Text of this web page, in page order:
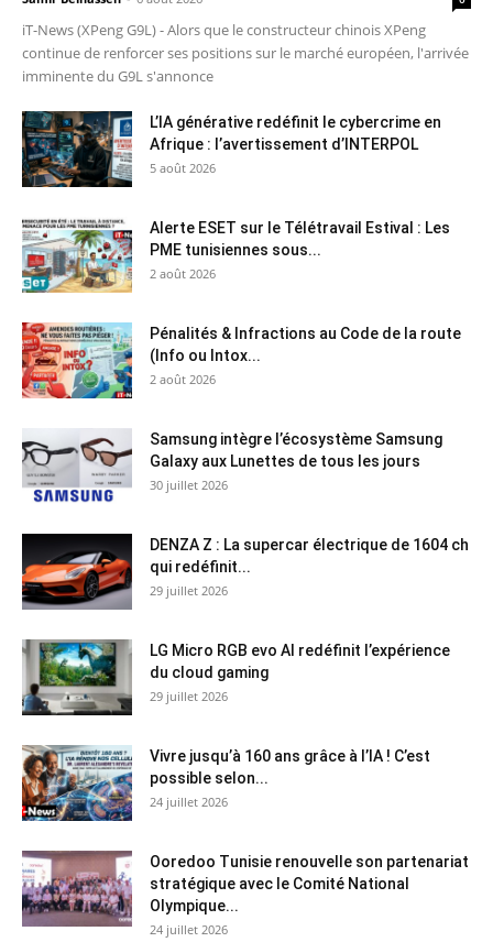
iT-News (XPeng G9L) - Alors que le constructeur chinois XPeng
continue de renforcer ses positions sur le marché européen, l'arrivée
imminente du G9L s'annonce
L’IA générative redéfinit le cybercrime en
Afrique : l’avertissement d’INTERPOL
5 août 2026
Alerte ESET sur le Télétravail Estival : Les
PME tunisiennes sous...
2 août 2026
Pénalités & Infractions au Code de la route
(Info ou Intox...
2 août 2026
Samsung intègre l’écosystème Samsung
Galaxy aux Lunettes de tous les jours
30 juillet 2026
DENZA Z : La supercar électrique de 1604 ch
qui redéfinit...
29 juillet 2026
LG Micro RGB evo AI redéfinit l’expérience
du cloud gaming
29 juillet 2026
Vivre jusqu’à 160 ans grâce à l’IA ! C’est
possible selon...
24 juillet 2026
Ooredoo Tunisie renouvelle son partenariat
stratégique avec le Comité National
Olympique...
24 juillet 2026